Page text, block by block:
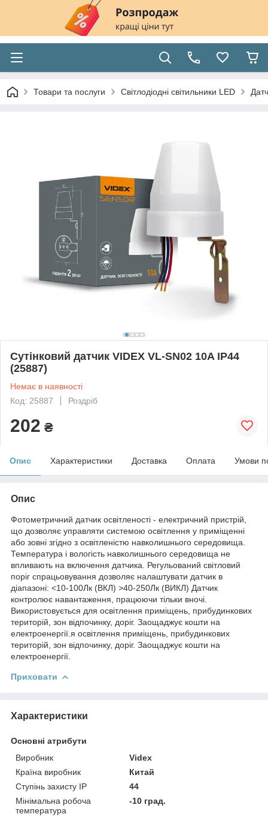
Товари та послуги Світлодіодні світильники LED
Сутінковий датчик VIDEX VL-SN02 10A IP44
(25887)
Немає в наявності
Код: 25887
Роздріб
202 ₴
Опис Характеристики Доставка Оплата Умови
Опис
Фотометричний датчик освітленості - електричний пристрій,
що дозволяє управляти системою освітлення у приміщенні
або зовні згідно з освітленістю навколишнього середовища.
Температура і вологість навколишнього середовища не
впливають на включення датчика. Регульований світловий
поріг спрацьовування дозволяє налаштувати датчик в
діапазоні: <10-100Лк (ВКЛ) >40-250Лк (ВИКЛ) Датчик
контролює навантаження, працюючи тільки вночі.
Використовується для освітлення приміщень, прибудинкових
територій, зон відпочинку, доріг. Заощаджує кошти на
електроенергії.я освітлення приміщень, прибудинкових
територій, зон відпочинку, доріг. Заощаджує кошти на
електроенергії.
Приховати
Характеристики
Основні атрибути
Виробник
Videx
Країна виробник
Китай
Ступінь захисту IP
44
Мінімальна робоча
температура
-10 град.